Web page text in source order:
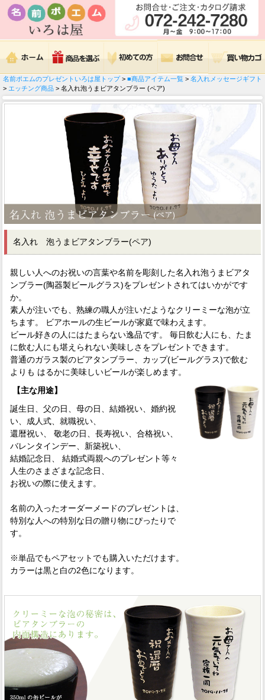
名前ポエムのプレゼントいろは屋トップ> ■商品アイテム一覧 > 名入れメッセージギフト
> エッチング商品 > 名入れ泡うまビアタンブラー (ペア)
名入れ 泡うまビアタンブラー(ペア)
親しい人へのお祝いの言葉や名前を彫刻した名入れ泡うまビアタ
ンブラー(陶器製ビールグラス)をプレゼントされてはいかがです
か。
素人が注いでも、熟練の職人が注いだようなクリーミーな泡が立
ちます。 ビアホールの生ビールが家庭で味わえます。
ビール好きの人にはたまらない逸品です。 毎日飲む人にも、たま
に飲む人にも堪えられない美味しさをプレゼントできます。
普通のガラス製のビアタンブラー、カップ(ビールグラス)で飲む
よりも はるかに美味しいビールが楽しめます。
【主な用途】
誕生日、父の日、母の日、結婚祝い、婚約祝
い、成人式、就職祝い、
還暦祝い、 敬老の日、長寿祝い、合格祝い、
バレンタインデー、新築祝い、
結婚記念日、 結婚式両親へのプレゼント等々
人生のさまざまな記念日、
お祝いの際に使えます。
名前の入ったオーダーメードのプレゼントは、
特別な人への特別な日の贈り物にぴったりで
す。
※単品でもペアセットでも購入いただけます。
カラーは黒と白の2色になります。